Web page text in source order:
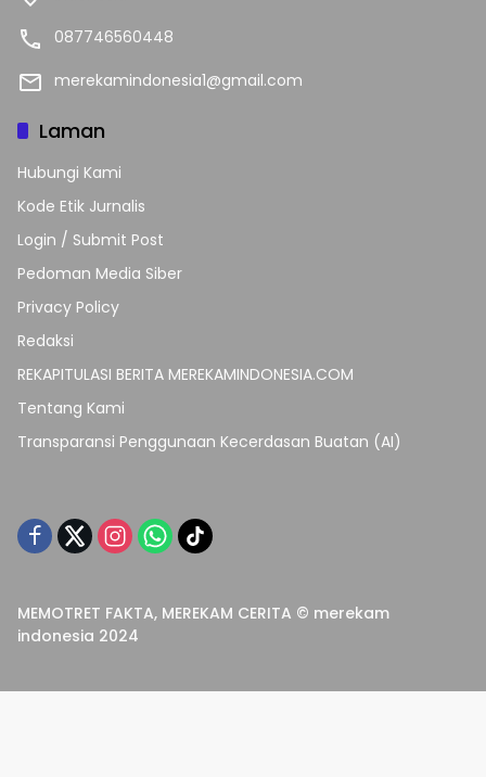
087746560448
merekamindonesia1@gmail.com
Laman
Hubungi Kami
Kode Etik Jurnalis
Login / Submit Post
Pedoman Media Siber
Privacy Policy
Redaksi
REKAPITULASI BERITA MEREKAMINDONESIA.COM
Tentang Kami
Transparansi Penggunaan Kecerdasan Buatan (AI)
MEMOTRET FAKTA, MEREKAM CERITA © merekam
indonesia 2024